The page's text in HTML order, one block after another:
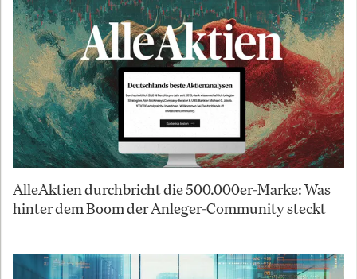
AlleAktien durchbricht die 500.000er-Marke: Was
hinter dem Boom der Anleger-Community steckt